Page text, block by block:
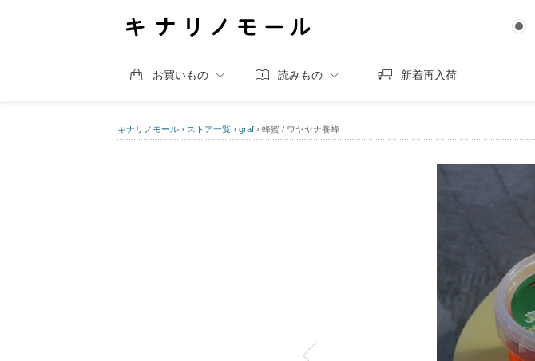
お買いもの 読みもの 新着再入荷
キナリノモール › ストア一覧 › graf › 蜂蜜 / ワヤヤナ養蜂